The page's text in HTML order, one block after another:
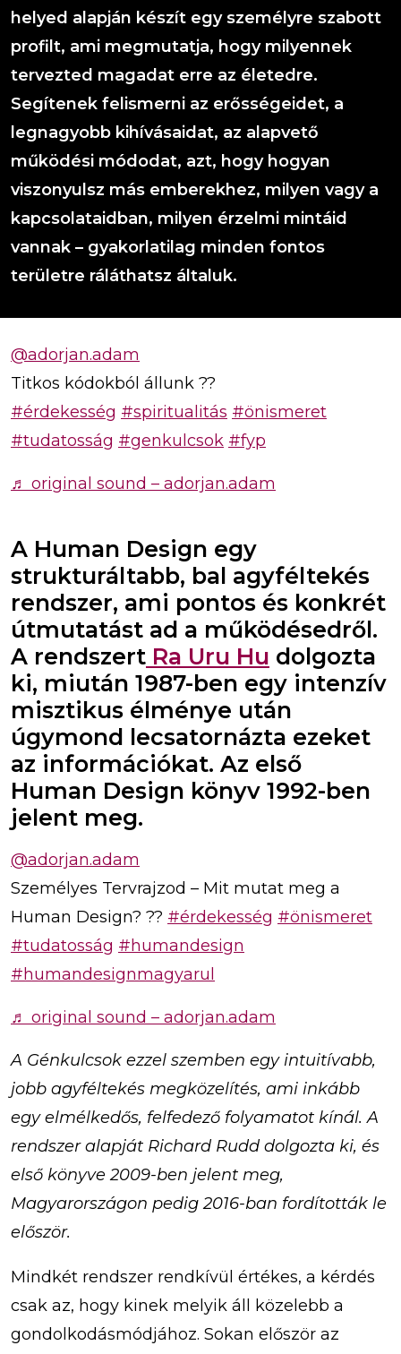
helyed alapján készít egy személyre szabott
profilt, ami megmutatja, hogy milyennek
tervezted magadat erre az életedre.
Segítenek felismerni az erősségeidet, a
legnagyobb kihívásaidat, az alapvető
működési módodat, azt, hogy hogyan
viszonyulsz más emberekhez, milyen vagy a
kapcsolataidban, milyen érzelmi mintáid
vannak – gyakorlatilag minden fontos
területre ráláthatsz általuk.
@adorjan.adam
Titkos kódokból állunk ??
#érdekesség #spiritualitás #önismeret
#tudatosság #genkulcsok #fyp
♬ original sound – adorjan.adam
A Human Design egy
strukturáltabb, bal agyféltekés
rendszer, ami pontos és konkrét
útmutatást ad a működésedről.
A rendszert Ra Uru Hu dolgozta
ki, miután 1987-ben egy intenzív
misztikus élménye után
úgymond lecsatornázta ezeket
az információkat. Az első
Human Design könyv 1992-ben
jelent meg.
@adorjan.adam
Személyes Tervrajzod – Mit mutat meg a
Human Design? ??️ #érdekesség #önismeret
#tudatosság #humandesign
#humandesignmagyarul
♬ original sound – adorjan.adam
A Génkulcsok ezzel szemben egy intuitívabb,
jobb agyféltekés megközelítés, ami inkább
egy elmélkedős, felfedező folyamatot kínál. A
rendszer alapját Richard Rudd dolgozta ki, és
első könyve 2009-ben jelent meg,
Magyarországon pedig 2016-ban fordították le
először.
Mindkét rendszer rendkívül értékes, a kérdés
csak az, hogy kinek melyik áll közelebb a
gondolkodásmódjához. Sokan először az